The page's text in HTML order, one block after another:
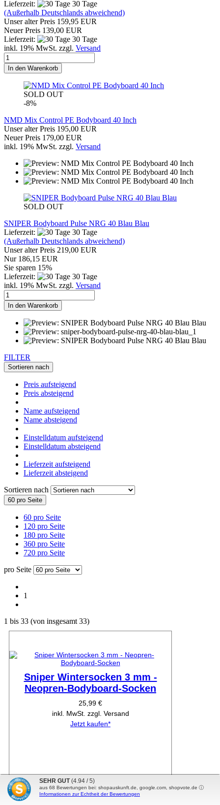
Lieferzeit:
30 Tage
(Außerhalb Deutschlands abweichend)
Unser alter Preis 159,95 EUR
Neuer Preis 139,00 EUR
Lieferzeit:
30 Tage
inkl. 19% MwSt. zzgl. Versand
In den Warenkorb
SOLD OUT
-8%
NMD Mix Control PE Bodyboard 40 Inch
Unser alter Preis 195,00 EUR
Neuer Preis 179,00 EUR
inkl. 19% MwSt. zzgl. Versand
SOLD OUT
SNIPER Bodyboard Pulse NRG 40 Blau Blau
Lieferzeit:
30 Tage
(Außerhalb Deutschlands abweichend)
Unser alter Preis 219,00 EUR
Nur 186,15 EUR
Sie sparen 15%
Lieferzeit:
30 Tage
inkl. 19% MwSt. zzgl. Versand
In den Warenkorb
FILTER
Sortieren nach
Preis aufsteigend
Preis absteigend
Name aufsteigend
Name absteigend
Einstelldatum aufsteigend
Einstelldatum absteigend
Lieferzeit aufsteigend
Lieferzeit absteigend
Sortieren nach
60 pro Seite
60 pro Seite
120 pro Seite
180 pro Seite
360 pro Seite
720 pro Seite
pro Seite
1
1 bis 33 (von insgesamt 33)
Sniper Wintersocken 3 mm -
Neopren-Bodyboard-Socken
25,99 €
inkl. MwSt. zzgl. Versand
Jetzt kaufen*
SEHR GUT (4.94 / 5)
aus 68 Bewertungen bei: shopauskunft.de, google.com, shopvote.de ⓘ
Informationen zur Echtheit der Bewertungen